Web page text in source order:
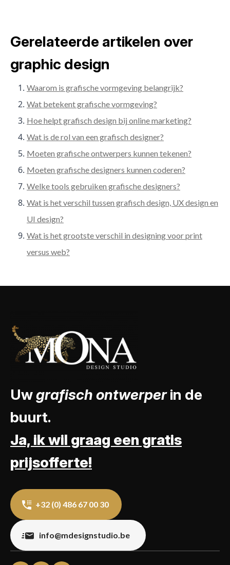
Gerelateerde artikelen over
graphic design
Waarom is grafische vormgeving belangrijk?
Wat betekent grafische vormgeving?
Hoe helpt grafisch design bij online marketing?
Wat is de rol van een grafisch designer?
Moeten grafische ontwerpers kunnen tekenen?
Moeten grafische designers kunnen coderen?
Welke tools gebruiken grafische designers?
Wat is het verschil tussen grafisch design, UX design en
UI design?
Wat is het grootste verschil in designing voor print
versus web?
Uwgrafisch ontwerperin de
buurt.
Ja, ik wil graag een gratis
prijsofferte!
+32 (0) 486 67 00 30
info@mdesignstudio.be